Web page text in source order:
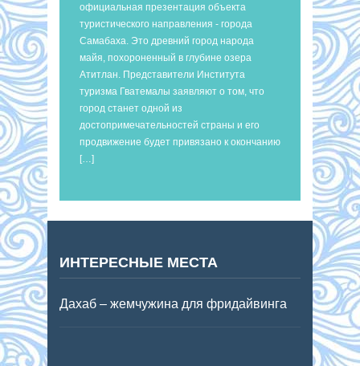
официальная презентация объекта
туристического направления - города
Самабаха. Это древний город народа
майя, похороненный в глубине озера
Атитлан. Представители Института
туризма Гватемалы заявляют о том, что
город станет одной из
достопримечательностей страны и его
продвижение будет привязано к окончанию
[…]
ИНТЕРЕСНЫЕ МЕСТА
Дахаб – жемчужина для фридайвинга